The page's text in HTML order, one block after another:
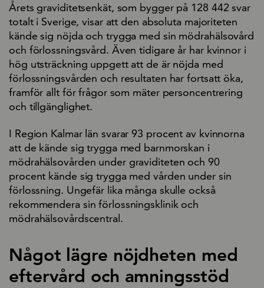
Årets graviditetsenkät, som bygger på 128 442 svar
totalt i Sverige, visar att den absoluta majoriteten
kände sig nöjda och trygga med sin mödrahälsovård
och förlossningsvård. Även tidigare år har kvinnor i
hög utsträckning uppgett att de är nöjda med
förlossningsvården och resultaten har fortsatt öka,
framför allt för frågor som mäter personcentrering
och tillgänglighet.
I Region Kalmar län svarar 93 procent av kvinnorna
att de kände sig trygga med barnmorskan i
mödrahälsovården under graviditeten och 90
procent kände sig trygga med vården under sin
förlossning. Ungefär lika många skulle också
rekommendera sin förlossningsklinik och
mödrahälsovårdscentral.
Något lägre nöjdheten med
eftervård och amningsstöd